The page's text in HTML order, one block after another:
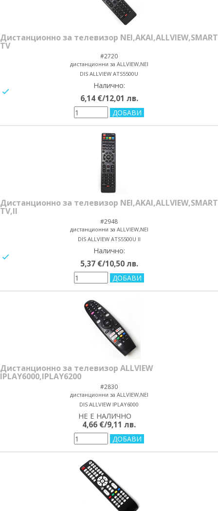
Дистанционно за телевизор NEI,AKAI,ALLVIEW,SMART
TV
#2720
дистанционни за ALLVIEW,NEI
DIS ALLVIEW ATS5500U
Налично:
6,14 €/12,01 лв.
Дистанционно за телевизор NEI,AKAI,ALLVIEW,SMART
TV,II
#2948
дистанционни за ALLVIEW,NEI
DIS ALLVIEW ATS5500U II
Налично:
5,37 €/10,50 лв.
Дистанционно за телевизор ALLVIEW
IPLAY6000,IPLAY6200
#2830
дистанционни за ALLVIEW,NEI
DIS ALLVIEW IPLAY6000
НЕ Е НАЛИЧНО
4,66 €/9,11 лв.